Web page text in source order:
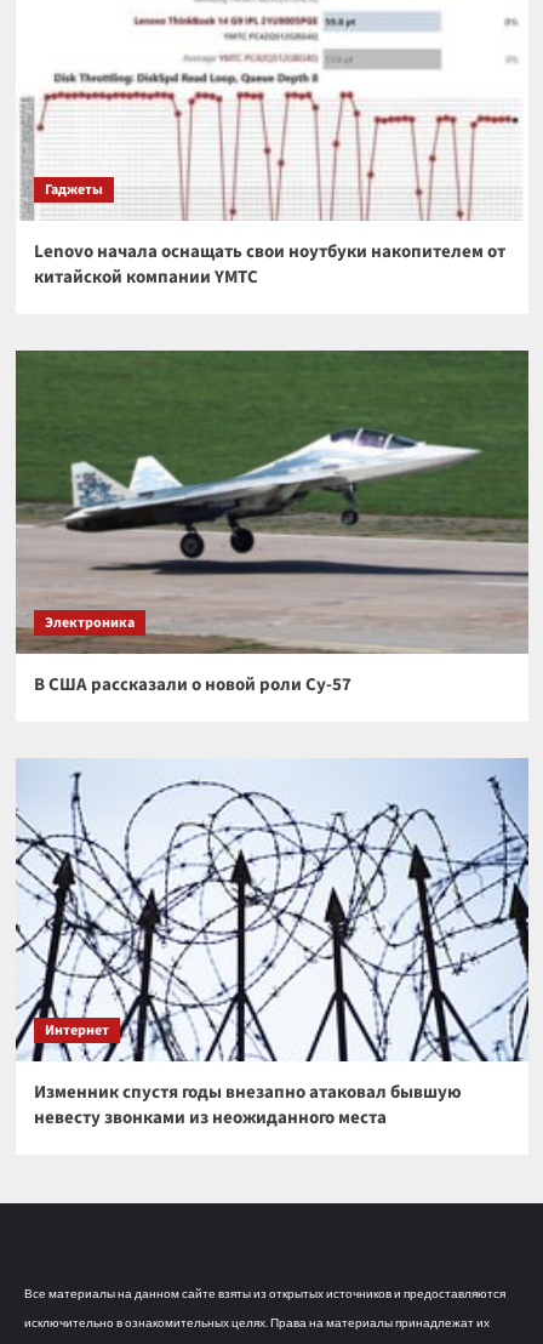
Гаджеты
Lenovo начала оснащать свои ноутбуки накопителем от
китайской компании YMTC
Электроника
В США рассказали о новой роли Су-57
Интернет
Изменник спустя годы внезапно атаковал бывшую
невесту звонками из неожиданного места
Все материалы на данном сайте взяты из открытых источников и предоставляются
исключительно в ознакомительных целях. Права на материалы принадлежат их